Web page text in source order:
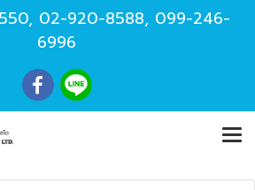
, 02-920-8588, 099-246-
6996